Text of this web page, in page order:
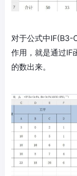
对于公式中
作用，就是通过IF
的数出来。